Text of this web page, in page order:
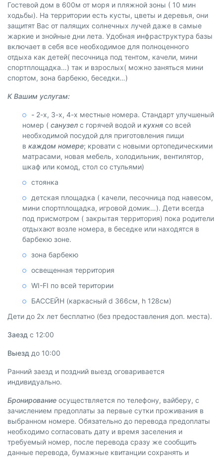
Гостевой дом в 600м от моря и пляжной зоны ( 10 мин
ходьбы). На территории есть кусты, цветы и деревья, они
защитят Вас от палящих солнечных лучей даже в самые
жаркие и знойные дни лета. Удобная инфраструктура базы
включает в себя все необходимое для полноценного
отдыха как детей( песочница под тентом, качели, мини
спортплощадка…) так и взрослых( можно заняться мини
спортом, зона барбекю, беседки…)
К Вашим услугам:
- 2-х, 3-х, 4-х местные номера. Стандарт улучшеный
номер ( санузел с горячей водой и кухня со всей
необходимой посудой для приготовления пищи
в каждом номере; кровати с новыми ортопедическими
матрасами, новая мебель, холодильник, вентилятор,
шкаф или комод, стол со стульями)
стоянка
детская площадка ( качели, песочница под навесом,
мини спортплощадка, игровой домик…). Дети всегда
под присмотром ( закрытая территория) пока родители
отдыхают возле номера, в беседке или находятся в
барбекю зоне.
зона барбекю
освещенная территория
WI-FI по всей територии
БАССЕЙН (каркасный d 366см, h 128см)
Дети до 2х лет бесплатно (без предоставления доп. места).
Заезд с 12:00
Выезд до 10:00
Ранний заезд и поздний выезд оговаривается
индивидуально.
Бронирование осуществляется по телефону, вайберу, с
зачислением предоплаты за первые сутки проживания в
выбранном номере. Обязательно до перевода предоплаты
необходимо согласовать дату и время заселения и
требуемый номер, после перевода сразу же сообщить
данные перевода, бумажные квитанции сохранять и